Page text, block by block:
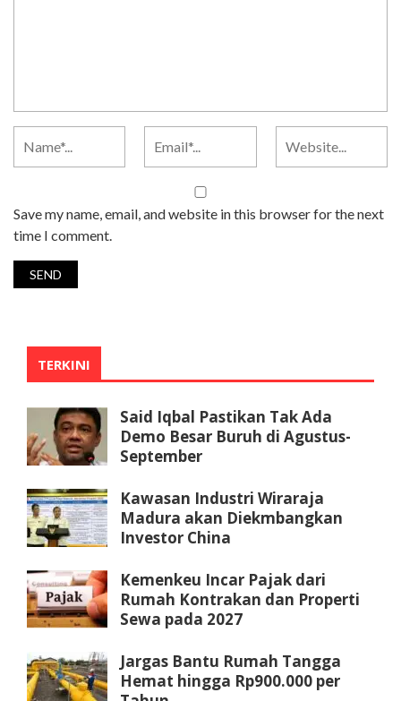
Save my name, email, and website in this browser for the next
time I comment.
TERKINI
Said Iqbal Pastikan Tak Ada
Demo Besar Buruh di Agustus-
September
Kawasan Industri Wiraraja
Madura akan Diekmbangkan
Investor China
Kemenkeu Incar Pajak dari
Rumah Kontrakan dan Properti
Sewa pada 2027
Jargas Bantu Rumah Tangga
Hemat hingga Rp900.000 per